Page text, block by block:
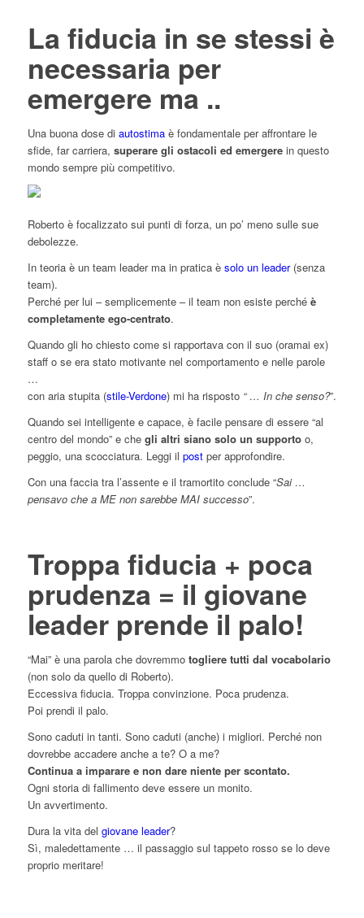
La fiducia in se stessi è
necessaria per
emergere ma ..
Una buona dose di autostimaè fondamentale per affrontare le
sfide, far carriera, superare gli ostacoli ed emergerein questo
mondo sempre più competitivo.
Roberto è focalizzato sui punti di forza, un po’ meno sulle sue
debolezze.
In teoria è un team leader ma in pratica è solo un leader(senza
team).
Perché per lui – semplicemente – il team non esiste perché è
completamente ego-centrato.
Quando gli ho chiesto come si rapportava con il suo (oramai ex)
staff o se era stato motivante nel comportamento e nelle parole
…
con aria stupita (stile-Verdone) mi ha risposto “ … In che senso?”.
Quando sei intelligente e capace, è facile pensare di essere “al
centro del mondo” e che gli altri siano solo un supportoo,
peggio, una scocciatura. Leggi il postper approfondire.
Con una faccia tra l’assente e il tramortito conclude “Sai …
pensavo che a ME non sarebbe MAI successo”.
Troppa fiducia + poca
prudenza = il giovane
leader prende il palo!
“Mai” è una parola che dovremmo togliere tutti dal vocabolario
(non solo da quello di Roberto).
Eccessiva fiducia. Troppa convinzione. Poca prudenza.
Poi prendi il palo.
Sono caduti in tanti. Sono caduti (anche) i migliori. Perché non
dovrebbe accadere anche a te? O a me?
Continua a imparare e non dare niente per scontato.
Ogni storia di fallimento deve essere un monito.
Un avvertimento.
Dura la vita del giovane leader?
Sì, maledettamente … il passaggio sul tappeto rosso se lo deve
proprio meritare!